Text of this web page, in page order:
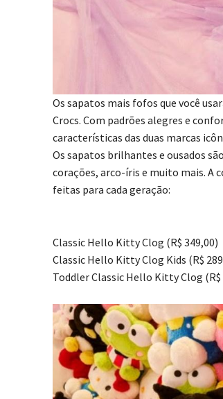
Os sapatos mais fofos que você
Crocs. Com padrões alegres e
características das duas marcas
Os sapatos brilhantes e ousados
corações, arco-íris e muito mais.
feitas para cada geração:
Classic Hello Kitty Clog (R$ 349,00)
Classic Hello Kitty Clog Kids (R$
Toddler Classic Hello Kitty Clog (R$